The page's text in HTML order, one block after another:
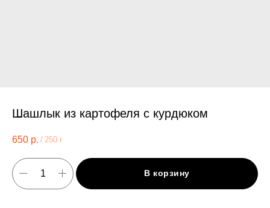
Шашлык из картофеля с курдюком
650 р. / 250 г
В корзину